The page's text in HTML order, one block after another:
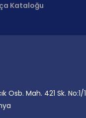
Kataloğu
Osb. Mah. 421 Sk. No:1/1